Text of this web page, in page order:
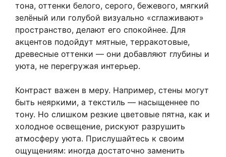
тона, оттенки белого, серого, бежевого, мягкий
зелёный или голубой визуально «сглаживают»
пространство, делают его спокойнее. Для
акцентов подойдут мятные, терракотовые,
древесные оттенки — они добавляют глубины и
уюта, не перегружая интерьер.
Контраст важен в меру. Например, стены могут
быть неяркими, а текстиль — насыщеннее по
тону. Но слишком резкие цветовые пятна, как и
холодное освещение, рискуют разрушить
атмосферу уюта. Прислушайтесь к своим
ощущениям: иногда достаточно заменить